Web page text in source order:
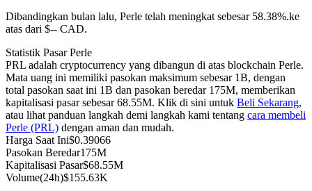
USDC Berjangka
Copy Trading
Dibandingkan bulan lalu, Perle telah meningkat sebesar 58.38%.ke
atas dari $-- CAD.
Statistik Pasar Perle
PRL adalah cryptocurrency yang dibangun di atas blockchain Perle.
Mata uang ini memiliki pasokan maksimum sebesar 1B, dengan
total pasokan saat ini 1B dan pasokan beredar 175M, memberikan
kapitalisasi pasar sebesar 68.55M. Klik di sini untuk Beli Sekarang,
atau lihat panduan langkah demi langkah kami tentang cara membeli
Perle (PRL) dengan aman dan mudah.
Harga Saat Ini$0.39066
Pasokan Beredar175M
Kapitalisasi Pasar$68.55M
Volume(24h)$155.63K